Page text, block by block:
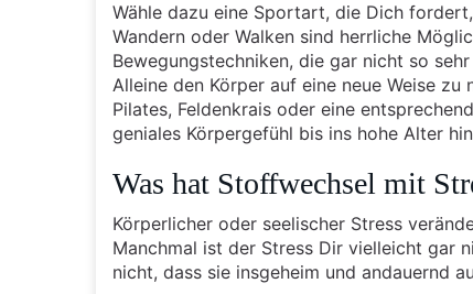
Wähle dazu eine Sportart, die Dich
Wandern oder Walken sind herrliche
Bewegungstechniken, die gar nicht so
Alleine den Körper auf eine neue Weise
Pilates, Feldenkrais oder eine
geniales Körpergefühl bis ins hohe Alter
Was hat Stoffwechsel mit
Körperlicher oder seelischer Stress
Manchmal ist der Stress Dir vielleicht gar
nicht, dass sie insgeheim und andauernd